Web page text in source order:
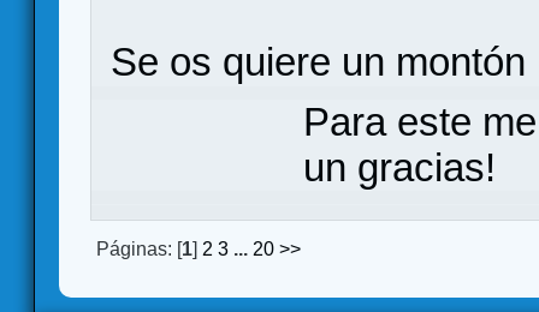
Se os quiere un montón
Para este
un gracias!
Páginas: [1] 2 3 ... 20 >>